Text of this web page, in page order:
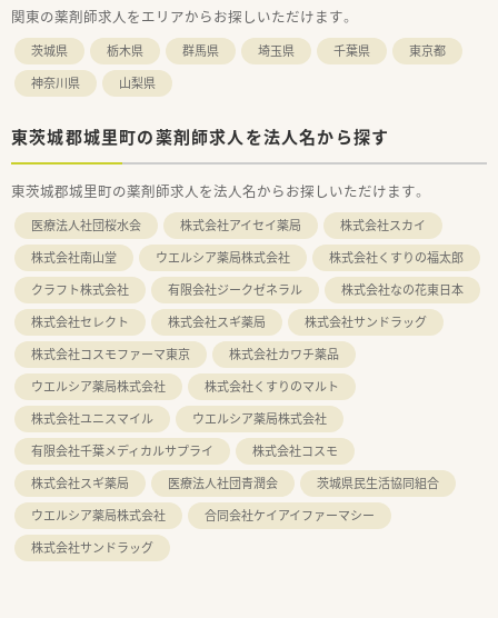
関東の薬剤師求人をエリアからお探しいただけます。
茨城県 栃木県 群馬県 埼玉県 千葉県
東京都
神奈川県
山梨県
東茨城郡城里町の薬剤師求人を法人名から探す
東茨城郡城里町の薬剤師求人を法人名からお探しいただけます。
医療法人社団桜水会 株式会社アイセイ薬局
株式会社スカイ
株式会社南山堂
ウエルシア薬局株式会社
株式会社くすりの福太郎
クラフト株式会社
有限会社ジークゼネラル
株式会社なの花東日本
株式会社セレクト
株式会社スギ薬局
株式会社サンドラッグ
株式会社コスモファーマ東京
株式会社カワチ薬品
ウエルシア薬局株式会社
株式会社くすりのマルト
株式会社ユニスマイル
ウエルシア薬局株式会社
有限会社千葉メディカルサプライ
株式会社コスモ
株式会社スギ薬局
医療法人社団青潤会
茨城県民生活協同組合
ウエルシア薬局株式会社
合同会社ケイアイファーマシー
株式会社サンドラッグ